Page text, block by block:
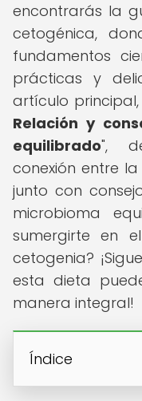
encontrarás la
cetogénica,
fundamentos
prácticas y
artículo principal,
Relación y
equilibrado",
conexión entre
junto con
microbioma
sumergirte en
cetogenia?
esta dieta
manera integral!
Índice